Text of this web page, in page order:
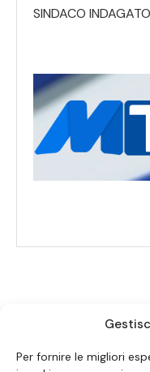
Per fornire le migliori
SINDACO INDAGATO